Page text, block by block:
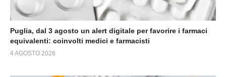
Puglia, dal 3 agosto un alert digitale per favorire i farmaci
equivalenti: coinvolti medici e farmacisti
4 AGOSTO 2026